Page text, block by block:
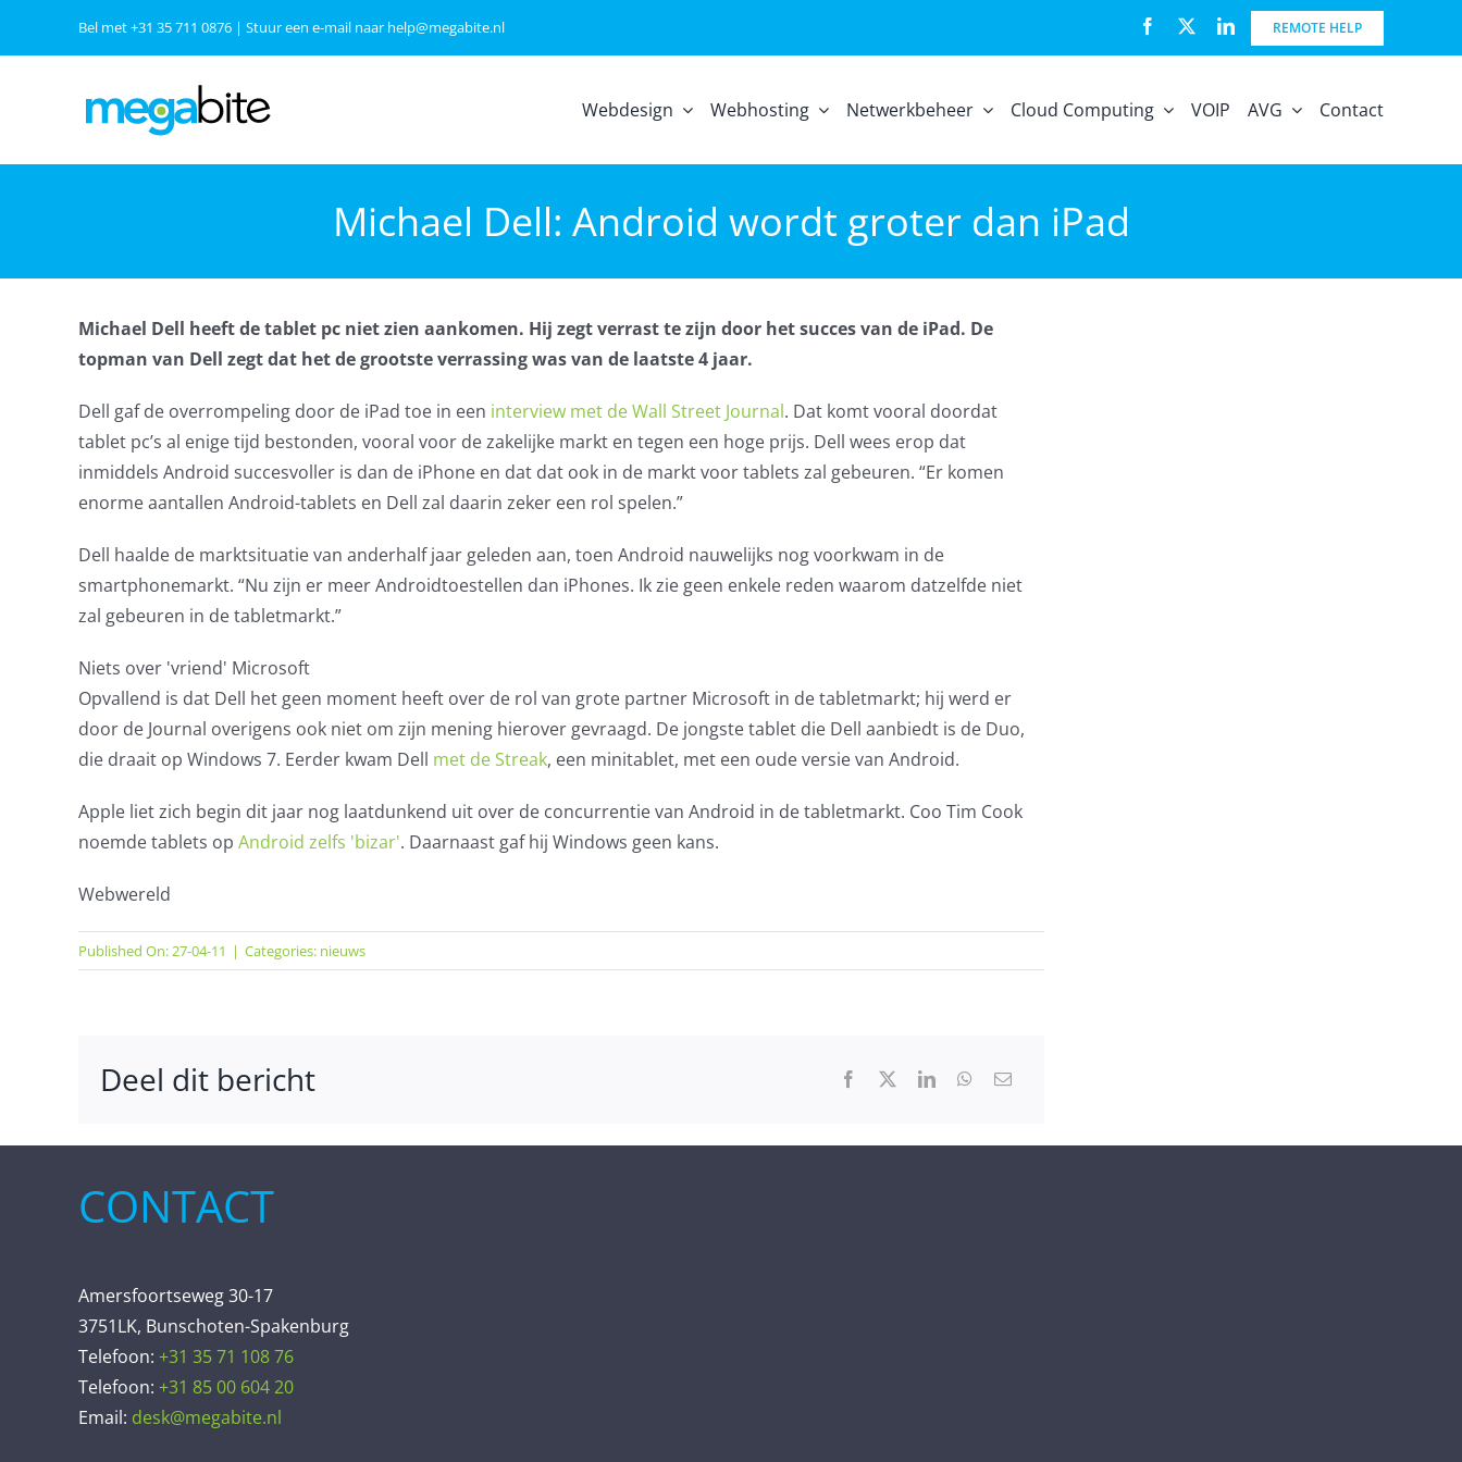
Bel met+31 35 711 0876| Stuur een e-mail naar help@megabite.nl REMOTE HELP
Webdesign Webhosting Netwerkbeheer Cloud Computing VOIP AVG Contact
Michael Dell: Android wordt groter dan iPad
Michael Dell heeft de tablet pc niet zien aankomen. Hij zegt verrast te zijn door het succes van de iPad. De
topman van Dell zegt dat het de grootste verrassing was van de laatste 4 jaar.
Dell gaf de overrompeling door de iPad toe in een interview met de Wall Street Journal. Dat komt vooral doordat
tablet pc’s al enige tijd bestonden, vooral voor de zakelijke markt en tegen een hoge prijs. Dell wees erop dat
inmiddels Android succesvoller is dan de iPhone en dat dat ook in de markt voor tablets zal gebeuren. “Er komen
enorme aantallen Android-tablets en Dell zal daarin zeker een rol spelen.”
Dell haalde de marktsituatie van anderhalf jaar geleden aan, toen Android nauwelijks nog voorkwam in de
smartphonemarkt. “Nu zijn er meer Androidtoestellen dan iPhones. Ik zie geen enkele reden waarom datzelfde niet
zal gebeuren in de tabletmarkt.”
Niets over 'vriend' Microsoft
Opvallend is dat Dell het geen moment heeft over de rol van grote partner Microsoft in de tabletmarkt; hij werd er
door de Journal overigens ook niet om zijn mening hierover gevraagd. De jongste tablet die Dell aanbiedt is de Duo,
die draait op Windows 7. Eerder kwam Dell met de Streak, een minitablet, met een oude versie van Android.
Apple liet zich begin dit jaar nog laatdunkend uit over de concurrentie van Android in de tabletmarkt. Coo Tim Cook
noemde tablets op Android zelfs 'bizar'. Daarnaast gaf hij Windows geen kans.
Webwereld
Published On: 27-04-11 | Categories: nieuws
Deel dit bericht
CONTACT
Amersfoortseweg 30-17
3751LK, Bunschoten-Spakenburg
Telefoon: +31 35 71 108 76
Telefoon: +31 85 00 604 20
Email: desk@megabite.nl